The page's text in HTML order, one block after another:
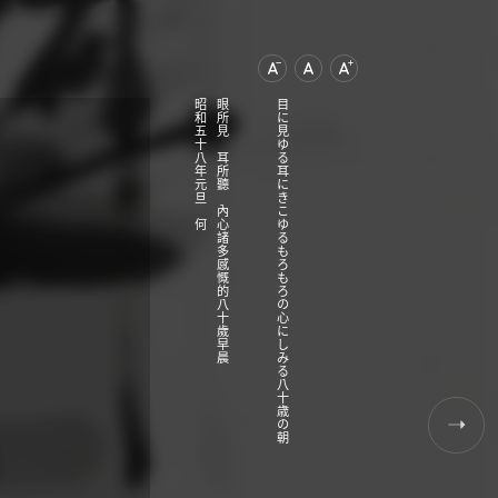
文字尺寸縮小
文字尺寸正常文字尺寸增加
目に見ゆる耳にきこゆるもろもろの心にしみる八十歳の朝
眼所見 耳所聽 內心諸多感慨的八十歲早晨
昭和五十八年元旦 何